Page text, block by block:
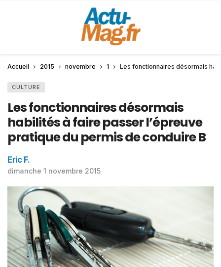
Accueil 2015 novembre 1 Les fonctionnaires désormais
CULTURE
Les fonctionnaires désormais
habilités à faire passer l’épreuve
pratique du permis de conduire B
Eric F.
dimanche 1 novembre 2015